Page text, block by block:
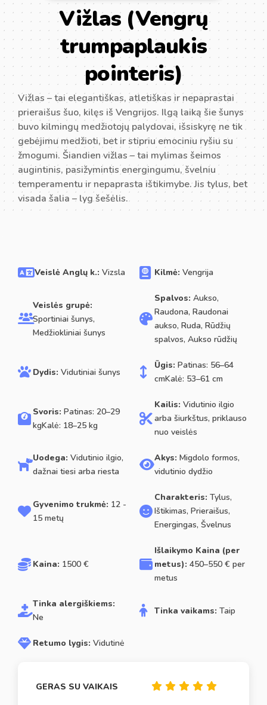
Vižlas (Vengrų
trumpaplaukis
pointeris)
Vižlas – tai elegantiškas, atletiškas ir nepaprastai
prieraišus šuo, kilęs iš Vengrijos. Ilgą laiką šie šunys
buvo kilmingų medžiotojų palydovai, išsiskyrę ne tik
gebėjimu medžioti, bet ir stipriu emociniu ryšiu su
žmogumi. Šiandien vižlas – tai mylimas šeimos
augintinis, pasižymintis energingumu, švelniu
temperamentu ir nepaprasta ištikimybe. Jis tylus, bet
visada šalia – lyg šešėlis.
Veislė Anglų k.: Vizsla Kilmė: Vengrija
Veislės grupė:
Sportiniai šunys,
Medžiokliniai šunys
Spalvos: Aukso,
Raudona, Raudonai
aukso, Ruda, Rūdžių
spalvos, Aukso rūdžių
Dydis: Vidutiniai šunys
Ūgis: Patinas: 56–64
cmKalė: 53–61 cm
Svoris: Patinas: 20–29
kgKalė: 18–25 kg
Kailis: Vidutinio ilgio
arba šiurkštus, priklauso
nuo veislės
Uodega: Vidutinio ilgio,
dažnai tiesi arba riesta
Akys: Migdolo formos,
vidutinio dydžio
Gyvenimo trukmė: 12 -
15 metų
Charakteris: Tylus,
Ištikimas, Prieraišus,
Energingas, Švelnus
Kaina: 1500 €
Išlaikymo Kaina (per
metus): 450–550 € per
metus
Tinka alergiškiems:
Ne
Tinka vaikams: Taip
Retumo lygis: Vidutinė
GERAS SU VAIKAIS